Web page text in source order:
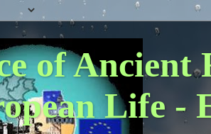
of Ancient
Life -